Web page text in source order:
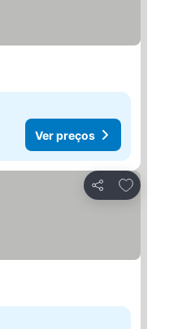
Ver preços
Partilhar
Adicionar